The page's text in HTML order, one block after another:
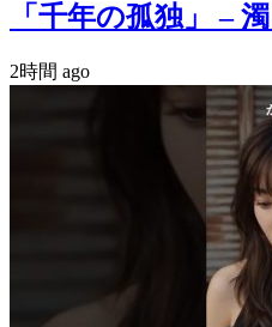
「千年の孤独」 –
2時間 ago